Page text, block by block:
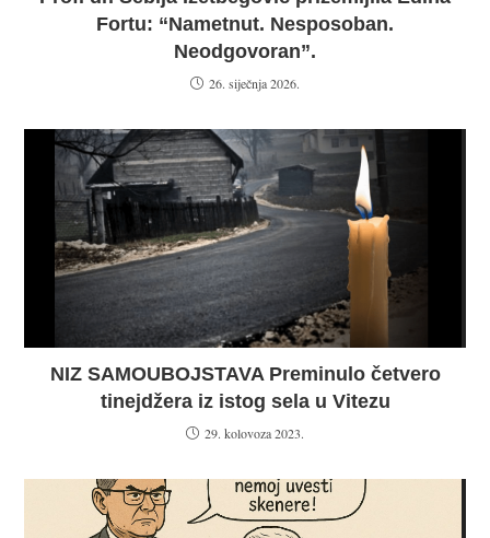
Fortu: “Nametnut. Nesposoban.
Neodgovoran”.
26. siječnja 2026.
NIZ SAMOUBOJSTAVA Preminulo četvero
tinejdžera iz istog sela u Vitezu
29. kolovoza 2023.